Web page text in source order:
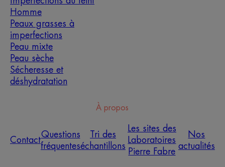
Homme
Peaux grasses à
imperfections
Peau mixte
Peau sèche
Sécheresse et
déshydratation
À propos
Contact
Questions
fréquentes
Tri des
échantillons
Les sites des
Laboratoires
Pierre Fabre
Nos
actualités